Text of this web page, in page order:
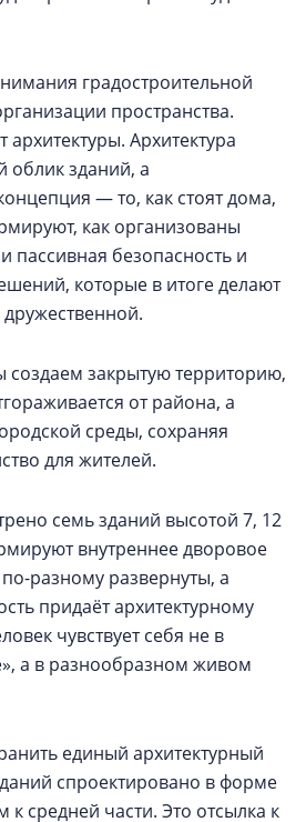
градостроительной
пространства.
архитектуры. Архитектура
облик зданий, а
— то, как стоят дома,
как организованы
пассивная безопасность и
которые в итоге делают
закрытую территорию,
от района, а
среды, сохраняя
для жителей.
семь зданий высотой 7, 12
внутреннее дворовое
разному развернуты, а
придаёт архитектурному
чувствует себя не в
а в разнообразном живом
единый архитектурный
спроектировано в форме
средней части. Это отсылка к